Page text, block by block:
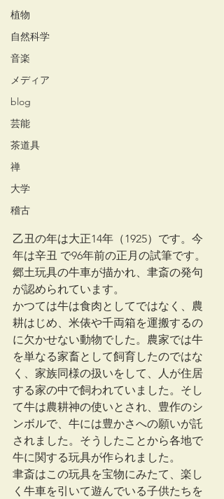
植物
自然科学
音楽
メディア
blog
芸能
茶道具
禅
大学
稽古
乙丑の年は大正14年（1925）です。今
年は辛丑 で96年前の正月の試筆です。
郷土玩具の牛車が描かれ、聿斎の発句
が認められています。
かつては牛は食肉としてではなく、農
耕はじめ、米俵や千両箱を運搬するの
に欠かせない動物でした。農家では牛
を単なる家畜として飼育したのではな
く、家族同様の扱いをして、人が住居
する家の中で飼われていました。そし
て牛は農耕神の使いとされ、豊作のシ
ンボルで、牛には豊かさへの願いが託
されました。そうしたことから各地で
牛に関する玩具が作られました。
聿斎はこの玩具を宝物にみたて、楽し
く牛車を引いて遊んでいる子供たちを